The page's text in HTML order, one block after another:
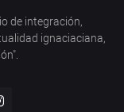
de integración,
ignaciaciana,